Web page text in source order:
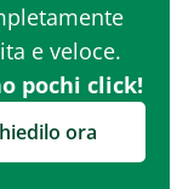
e veloce.
pochi click!
ora